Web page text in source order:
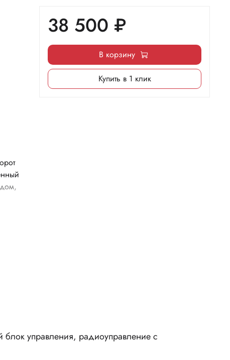
38 500 ₽
В корзину
Купить в 1 клик
блок управления, радиоуправление с